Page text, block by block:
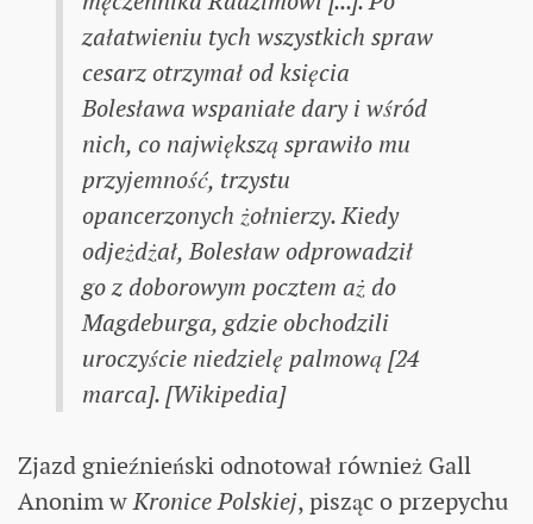
załatwieniu tych wszystkich spraw
cesarz otrzymał od księcia
Bolesława wspaniałe dary i wśród
nich, co największą sprawiło mu
przyjemność, trzystu
opancerzonych żołnierzy. Kiedy
odjeżdżał, Bolesław odprowadził
go z doborowym pocztem aż do
Magdeburga, gdzie obchodzili
uroczyście niedzielę palmową [24
marca]. [Wikipedia]
Zjazd gnieźnieński odnotował również Gall
Anonim wKronice Polskiej, pisząc o przepychu